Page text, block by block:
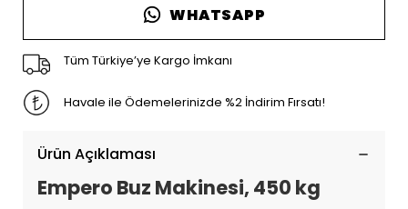
WHATSAPP
Tüm Türkiye’ye Kargo İmkanı
Havale ile Ödemelerinizde %2 İndirim Fırsatı!
Ürün Açıklaması
Empero Buz Makinesi, 450 kg